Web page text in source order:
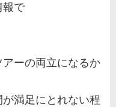
報で
ーの両立になるか
満足にとれない程